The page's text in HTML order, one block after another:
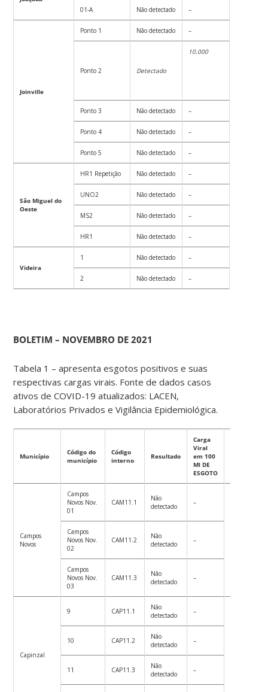
01-A
Não detectado –
Joinville
Ponto 1 Não detectado –
Ponto 2 Detectado
10.000
Ponto 3 Não detectado –
Ponto 4 Não detectado –
Ponto 5 Não detectado –
São Miguel do
Oeste
HR1 Repetição Não detectado –
UNO2 Não detectado –
MS2 Não detectado –
HR1 Não detectado –
Videira
1 Não detectado –
2 Não detectado –
BOLETIM – NOVEMBRO DE 2021
Tabela 1 – apresenta esgotos positivos e suas
respectivas cargas virais. Fonte de dados casos
ativos de COVID-19 atualizados: LACEN,
Laboratórios Privados e Vigilância Epidemiológica.
Município
Código do
município
Código
interno
Resultado
Carga
Viral
em 100
Ml DE
ESGOTO
Campos
Novos
Campos
Novos Nov.
01
CAM11.1
Não
detectado
–
Campos
Novos Nov.
02
CAM11.2
Não
detectado
–
Campos
Novos Nov.
03
CAM11.3
Não
detectado
–
Capinzal
9 CAP11.1
Não
detectado
–
10 CAP11.2
Não
detectado
–
11 CAP11.3
Não
detectado
–